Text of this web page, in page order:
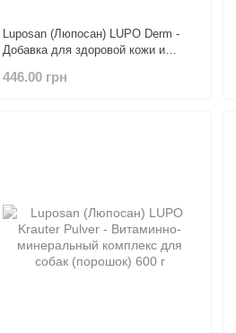
Luposan (Люпосан) LUPO Derm -
Добавка для здоровой кожи и
446.00 грн